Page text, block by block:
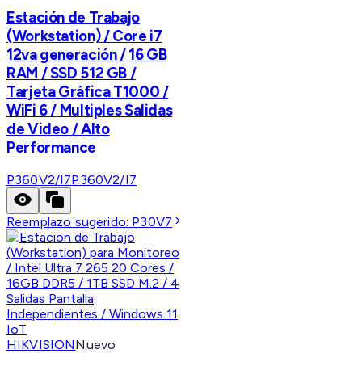
Estación de Trabajo
(Workstation) / Core i7
12va generación / 16 GB
RAM / SSD 512 GB /
Tarjeta Gráfica T1000 /
WiFi 6 / Multiples Salidas
de Video / Alto
Performance
P360V2/I7P360V2/I7
Reemplazo sugerido: P30V7
HIKVISIONNuevo